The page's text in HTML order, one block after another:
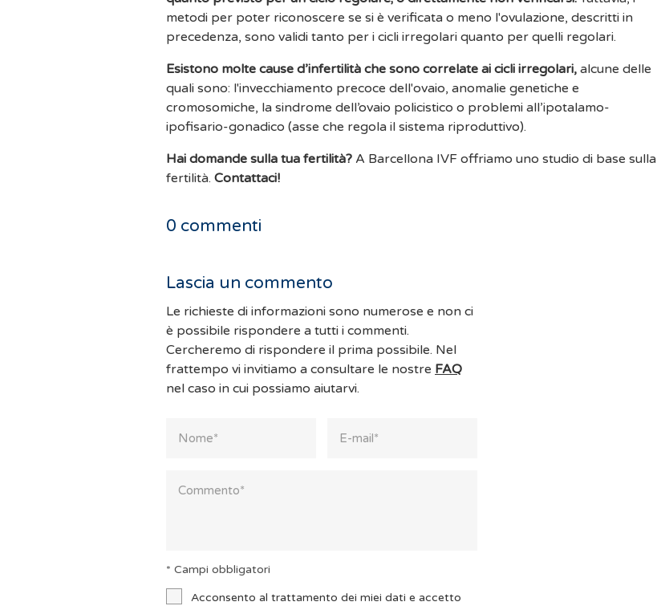
metodi per poter riconoscere se si è verificata o meno l'ovulazione, descritti in
precedenza, sono validi tanto per i cicli irregolari quanto per quelli regolari.
Esistono molte cause d’infertilità che sono correlate ai cicli irregolari, alcune delle
quali sono: l'invecchiamento precoce dell'ovaio, anomalie genetiche e
cromosomiche, la sindrome dell’ovaio policistico o problemi all’ipotalamo-
ipofisario-gonadico (asse che regola il sistema riproduttivo).
Hai domande sulla tua fertilità? A Barcellona IVF offriamo uno studio di base sulla
fertilità. Contattaci!
0 commenti
Lascia un commento
Le richieste di informazioni sono numerose e non ci
è possibile rispondere a tutti i commenti.
Cercheremo di rispondere il prima possibile. Nel
frattempo vi invitiamo a consultare le nostre FAQ
nel caso in cui possiamo aiutarvi.
* Campi obbligatori
Acconsento al trattamento dei miei dati e accetto